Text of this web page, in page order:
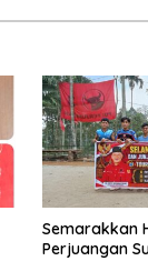
Semarakkan
Perjuangan